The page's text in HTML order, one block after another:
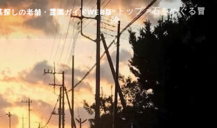
探しの老舗・霊園ガイドWEB版>トップ >石をめぐる冒
険